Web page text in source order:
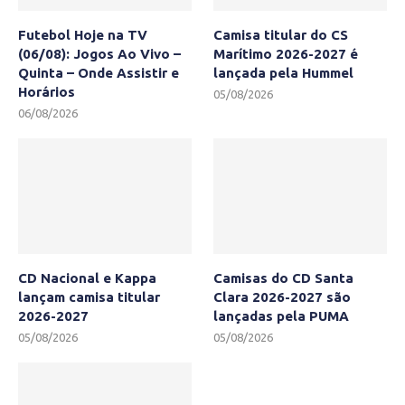
Futebol Hoje na TV
(06/08): Jogos Ao Vivo –
Quinta – Onde Assistir e
Horários
06/08/2026
Camisa titular do CS
Marítimo 2026-2027 é
lançada pela Hummel
05/08/2026
CD Nacional e Kappa
lançam camisa titular
2026-2027
05/08/2026
Camisas do CD Santa
Clara 2026-2027 são
lançadas pela PUMA
05/08/2026